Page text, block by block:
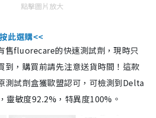
點擊圖片放大
此選購<<
售fluorecare的快速測試劑，現時只
到，購買前請先注意送貨時間！這款
測試劑盒獲歐盟認可，可檢測到Delta
靈敏度92.2%，特異度100%。